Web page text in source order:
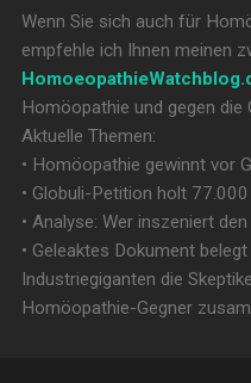
Wenn Sie sich auch für
empfehle ich Ihnen meinen
Homöopathie und gegen die
Aktuelle Themen:
• Homöopathie gewinnt vor
• Globuli-Petition holt
• Analyse: Wer inszeniert
• Geleaktes Dokument
Industriegiganten die
Homöopathie-Gegner